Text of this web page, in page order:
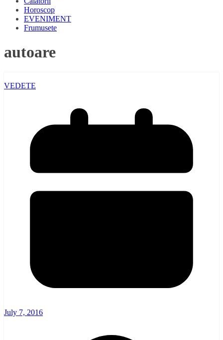
Horoscop
EVENIMENT
Frumusete
autoare
VEDETE
July 7, 2016